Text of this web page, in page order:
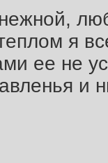
я
ее не
и